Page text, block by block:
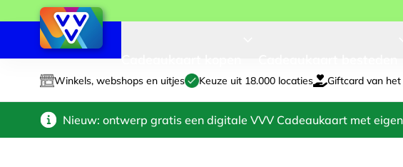
Winkels, webshops en uitjes Keuze uit 18.000 locaties Giftcard van
Nieuw: ontwerp gratis een digitale VVV Cadeaukaart met